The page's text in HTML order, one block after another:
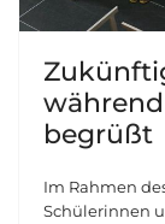
während
begrüßt
Im Rahmen
Schülerinnen